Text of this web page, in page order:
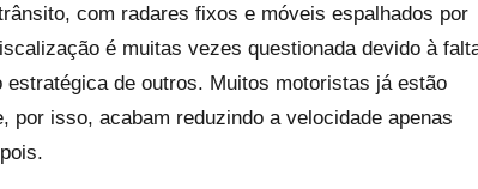
com radares fixos e móveis espalhados por
é muitas vezes questionada devido à
de outros. Muitos motoristas já estão
isso, acabam reduzindo a velocidade apenas